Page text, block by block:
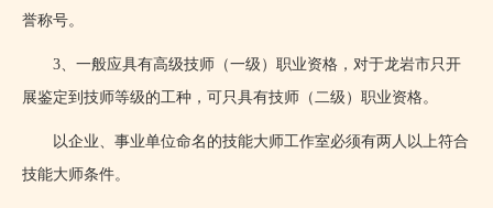
誉称号。
3、一般应具有高级技师（一级）职业资格，对于龙岩市只开
展鉴定到技师等级的工种，可只具有技师（二级）职业资格。
以企业、事业单位命名的技能大师工作室必须有两人以上符合
技能大师条件。